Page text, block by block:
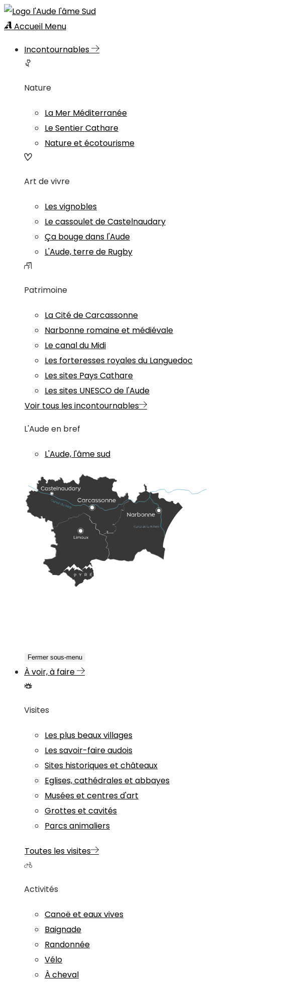
Accueil Menu
Incontournables
Nature
La Mer Méditerranée
Le Sentier Cathare
Nature et écotourisme
Art de vivre
Les vignobles
Le cassoulet de Castelnaudary
Ça bouge dans l'Aude
L'Aude, terre de Rugby
Patrimoine
La Cité de Carcassonne
Narbonne romaine et médiévale
Le canal du Midi
Les forteresses royales du Languedoc
Les sites Pays Cathare
Les sites UNESCO de l'Aude
Voir tous les incontournables
L'Aude en bref
L'Aude, l'âme sud
Fermer sous-menu
À voir, à faire
Visites
Les plus beaux villages
Les savoir-faire audois
Sites historiques et châteaux
Eglises, cathédrales et abbayes
Musées et centres d'art
Grottes et cavités
Parcs animaliers
Toutes les visites
Activités
Canoë et eaux vives
Baignade
Randonnée
Vélo
À cheval